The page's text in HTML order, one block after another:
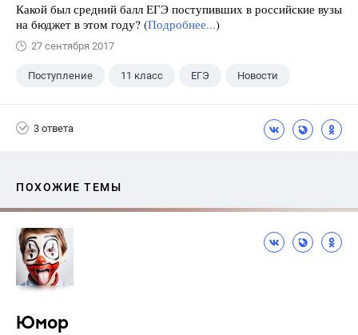
Какой был средний балл ЕГЭ поступивших в российские вузы
на бюджет в этом году? (Подробнее...)
27 сентября 2017
Поступление 11 класс ЕГЭ Новости
3 ответа
ПОХОЖИЕ ТЕМЫ
Юмор